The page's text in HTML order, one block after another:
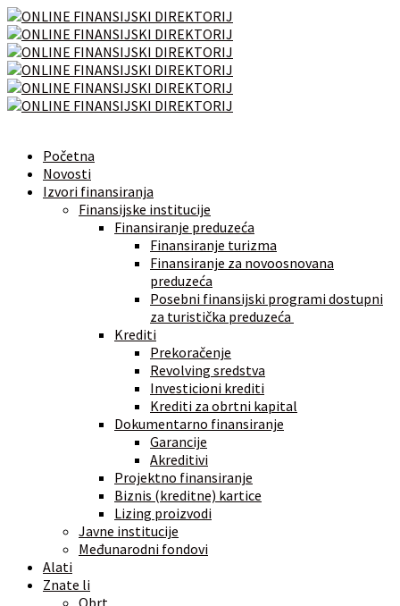
Početna
Novosti
Izvori finansiranja
Finansijske institucije
Finansiranje preduzeća
Finansiranje turizma
Finansiranje za novoosnovana
preduzeća
Posebni finansijski programi dostupni
za turistička preduzeća
Krediti
Prekoračenje
Revolving sredstva
Investicioni krediti
Krediti za obrtni kapital
Dokumentarno finansiranje
Garancije
Akreditivi
Projektno finansiranje
Biznis (kreditne) kartice
Lizing proizvodi
Javne institucije
Međunarodni fondovi
Alati
Znate li
Obrt